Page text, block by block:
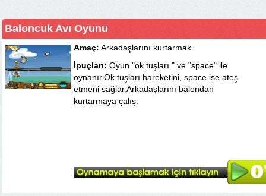
Baloncuk Avı Oyunu
Amaç: Arkadaşlarını kurtarmak.
İpuçları: Oyun "ok tuşları " ve "space" ile
oynanır.Ok tuşları hareketini, space ise ateş
etmeni sağlar.Arkadaşlarını balondan
kurtarmaya çalış.